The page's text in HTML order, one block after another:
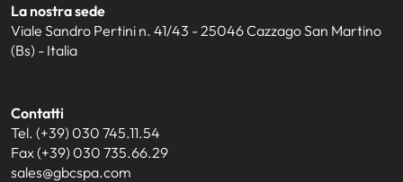
La nostra sede
Viale Sandro Pertini n. 41/43 - 25046 Cazzago San Martino
(Bs) - Italia
Contatti
Tel. (+39) 030 745.11.54
Fax (+39) 030 735.66.29
sales@gbcspa.com